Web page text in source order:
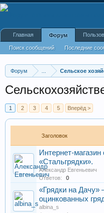
Форум Сельское
1 2 3 4 5 Вперёд >
Заголовок
Интернет-
«Стальгрядки».
Александр Евгеньевич
Ответов:
0
«Грядки на Дачу»
оцинкованных
albina_s
Главная Форум
Поиск сообщений Последние